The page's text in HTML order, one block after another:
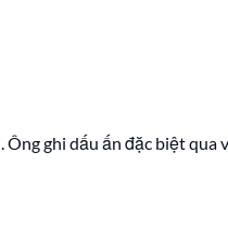
ghi dấu ấn đặc biệt qua